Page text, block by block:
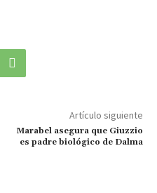
Artículo siguiente
Marabel asegura que Giuzzio
es padre biológico de Dalma